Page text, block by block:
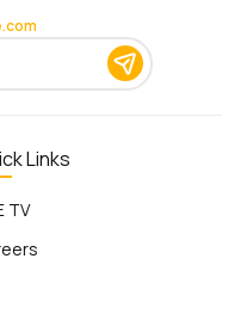
Links
TV